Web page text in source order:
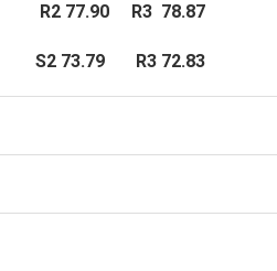
R2 77.90 R3 78.87
S2 73.79 R3 72.83